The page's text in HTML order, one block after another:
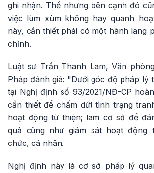
ghi nhận. Thế nhưng bên cạnh đó
việc lùm xùm không hay quanh
này, cần thiết phải có một hành lang
chỉnh.
Luật sư Trần Thanh Lam, Văn
Pháp đánh giá: "Dưới góc độ pháp lý
tại Nghị định số 93/2021/NĐ-CP
cần thiết để chấm dứt tình trạng
hoạt động từ thiện; làm cơ sở để
quả cũng như giám sát hoạt động
chức, cá nhân.
Nghị định này là cơ sở pháp lý